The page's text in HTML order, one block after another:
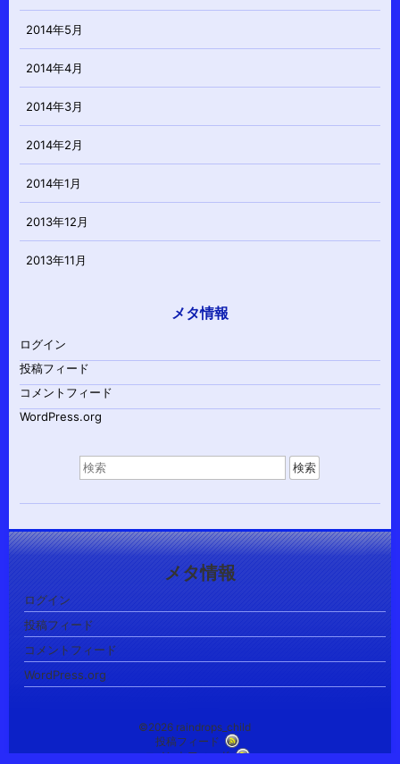
2014年5月
2014年4月
2014年3月
2014年2月
2014年1月
2013年12月
2013年11月
メタ情報
ログイン
投稿フィード
コメントフィード
WordPress.org
索
象:
メタ情報
ログイン
投稿フィード
コメントフィード
WordPress.org
©2026 raindrops_child
投稿フィード
コメントフィード